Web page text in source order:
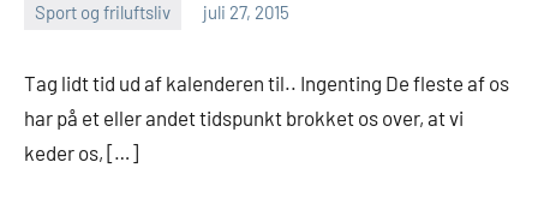
Sport og friluftsliv juli 27, 2015
Esben
Tag lidt tid ud af kalenderen til.. Ingenting De fleste af os
har på et eller andet tidspunkt brokket os over, at vi
keder os, […]